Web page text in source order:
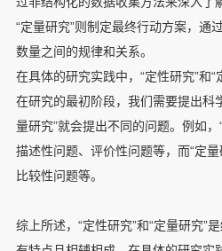
“定量研究”则制定最终行动方案，通
数量之间的规律和关系。
在具体的研究实践中，“定性研究”和“
在研究的最初阶段，我们需要提出科
量研究”就会提出不同的问题。例如，
描述性问题、评价性问题等，而“定量
比较性问题等。
综上所述，“定性研究”和“定量研究”